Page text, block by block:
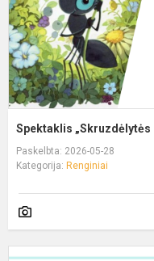
Spektaklis
Paskelbta: 2026-05-28
Kategorija: Renginiai